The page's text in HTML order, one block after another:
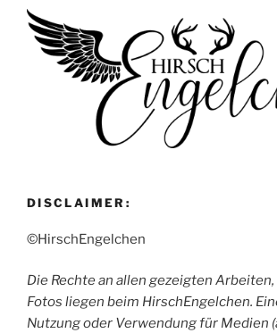
DISCLAIMER:
©HirschEngelchen
Die Rechte an allen gezeigten
Fotos liegen beim HirschEngelchen.
Nutzung oder Verwendung für Medien